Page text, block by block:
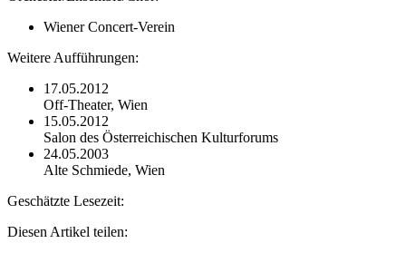
Wiener Concert-Verein
Weitere Aufführungen:
17.05.2012
Off-Theater, Wien
15.05.2012
Salon des Österreichischen Kulturforums
24.05.2003
Alte Schmiede, Wien
Geschätzte Lesezeit:
Diesen Artikel teilen: